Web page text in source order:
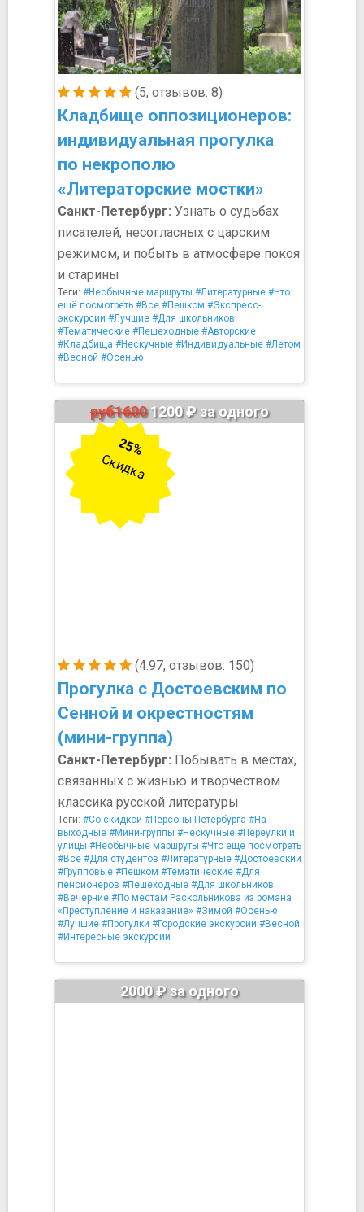
(5, отзывов: 8)
Кладбище оппозиционеров:
индивидуальная прогулка
по некрополю
«Литераторские мостки»
Санкт-Петербург: Узнать о судьбах
писателей, несогласных с царским
режимом, и побыть в атмосфере покоя
и старины
Теги: #Необычные маршруты #Литературные #Что
ещё посмотреть #Все #Пешком #Экспресс-
экскурсии #Лучшие #Для школьников
#Тематические #Пешеходные #Авторские
#Кладбища #Нескучные #Индивидуальные #Летом
#Весной #Осенью
(4.97, отзывов: 150)
Прогулка с Достоевским по
Сенной и окрестностям
(мини-группа)
руб16001200 ₽ за одного
25%
Скидка
Санкт-Петербург: Побывать в местах,
связанных с жизнью и творчеством
классика русской литературы
Теги: #Со скидкой #Персоны Петербурга #На
выходные #Мини-группы #Нескучные #Переулки и
улицы #Необычные маршруты #Что ещё посмотреть
#Все #Для студентов #Литературные #Достоевский
#Групповые #Пешком #Тематические #Для
пенсионеров #Пешеходные #Для школьников
#Вечерние #По местам Раскольникова из романа
«Преступление и наказание» #Зимой #Осенью
#Лучшие #Прогулки #Городские экскурсии #Весной
#Интересные экскурсии
2000 ₽ за одного